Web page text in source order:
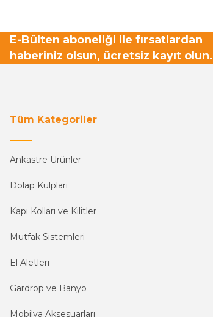
E-Bülten aboneliği ile fırsatlardan
haberiniz olsun, ücretsiz kayıt olun.
Tüm Kategoriler
Ankastre Ürünler
Dolap Kulpları
Kapı Kolları ve Kilitler
Mutfak Sistemleri
El Aletleri
Gardrop ve Banyo
Mobilya Aksesuarları